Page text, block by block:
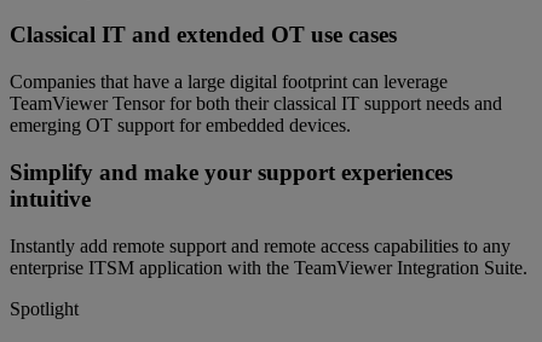
Classical IT and extended OT use cases
Companies that have a large digital footprint can leverage
TeamViewer Tensor for both their classical IT support needs and
emerging OT support for embedded devices.
Simplify and make your support experiences
intuitive
Instantly add remote support and remote access capabilities to any
enterprise ITSM application with the TeamViewer Integration Suite.
Spotlight